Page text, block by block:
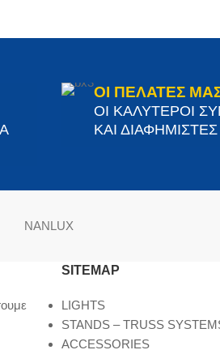
ΟΙ ΠΕΛΑΤΕΣ ΜΑΣ
ΟΙ ΚΑΛΥΤΕΡΟΙ
ΚΑΙ
NANLUX
SITEMAP
LIGHTS
STANDS – TRUSS
ACCESSORIES